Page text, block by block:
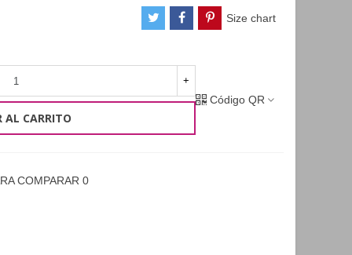
Size chart
+
AL CARRITO
Código QR
COMPARAR 0